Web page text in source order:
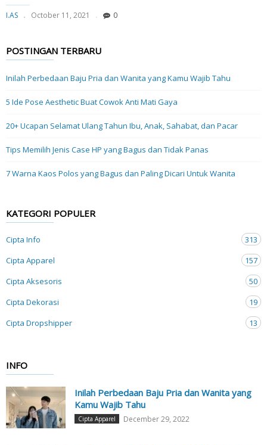
I.AS October 11, 2021 0
POSTINGAN TERBARU
Inilah Perbedaan Baju Pria dan Wanita yang Kamu Wajib Tahu
5 Ide Pose Aesthetic Buat Cowok Anti Mati Gaya
20+ Ucapan Selamat Ulang Tahun Ibu, Anak, Sahabat, dan Pacar
Tips Memilih Jenis Case HP yang Bagus dan Tidak Panas
7 Warna Kaos Polos yang Bagus dan Paling Dicari Untuk Wanita
KATEGORI POPULER
Cipta Info
313
Cipta Apparel
157
Cipta Aksesoris
50
Cipta Dekorasi
19
Cipta Dropshipper
13
INFO
Inilah Perbedaan Baju Pria dan Wanita yang
Kamu Wajib Tahu
Cipta Apparel December 29, 2022